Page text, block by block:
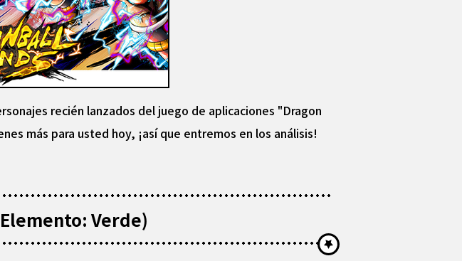
recién lanzados del juego de aplicaciones "Dragon
más para usted hoy, ¡así que entremos en los análisis!
Verde)